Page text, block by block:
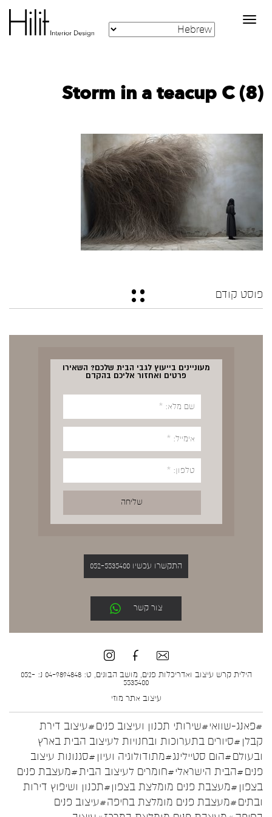
Toggle
navigation
Storm in a teacup C (8)
פוסט קודם
מעוניינים בייעוץ לגבי הבית שלכם? השאירו
פרטים ואחזור אליכם בהקדם
התקשרו עכשיו 052-5535400
צור קשר
הילית קרש עיצוב ואדריכלות פנים, מושב הבונים, ט: 04-9894848 נ: 052-
5535400
עיצוב אתר מוזי
#פאנג-שוואי#שירותי תכנון ועיצוב פנים#עיצוב דירת
קבלן #סיורים בתערוכות ובחנויות לעיצוב הבית בארץ
ובעולם#הום סטיילינג#מתודולוגיה ועיון #סגנונות עיצוב
פנים#הבית הישראלי#חומרים לעיצוב הבית#מעצבת פנים
בצפון #מעצבת פנים מומלצת בצפון#תכנון ושיפוץ דירות
ובתים#מעצבת פנים מומלצת בחיפה#עיצוב פנים